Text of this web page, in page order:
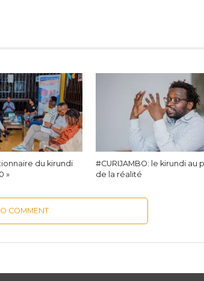
du kirundi
»
#CURIJAMBO: le kirundi au
de la réalité
COMMENT